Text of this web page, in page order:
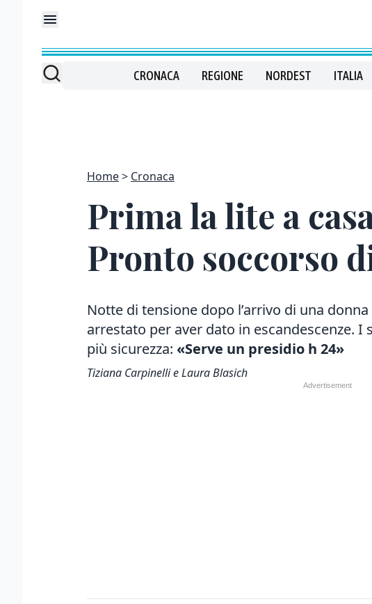
CRONACA REGIONE NORDEST ITALIA
Home Cronaca
Prima la lite a
Pronto soccorso
Notte di tensione dopo l’arrivo di una
arrestato per aver dato in escandescenze.
più sicurezza: «Serve un presidio h 24»
Tiziana Carpinelli e Laura Blasich